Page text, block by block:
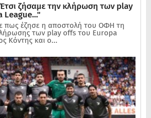
ζήσαμε την κλήρωση των play
League..."
πως έζησε η αποστολή του ΟΦΗ τη
των play offs του Europa
Κόντης και ο...